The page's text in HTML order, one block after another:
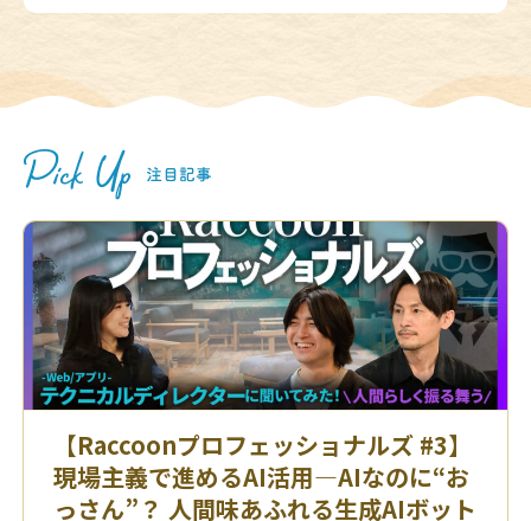
【Raccoonプロフェッショナルズ #3】
現場主義で進めるAI活用—AIなのに“お
っさん”？ 人間味あふれる生成AIボット